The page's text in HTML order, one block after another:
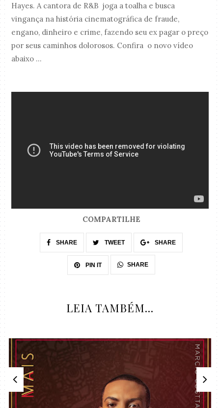
Hayes. A cantora de R&B joga a toalha e busca
vingança na história cinematográfica de fraude,
engano, dinheiro e crime, fazendo seu ex pagar o preço
por seus caminhos dolorosos. Confira o novo vídeo
abaixo ...
COMPARTILHE
SHARE TWEET SHARE
PIN IT SHARE
LEIA TAMBÉM...